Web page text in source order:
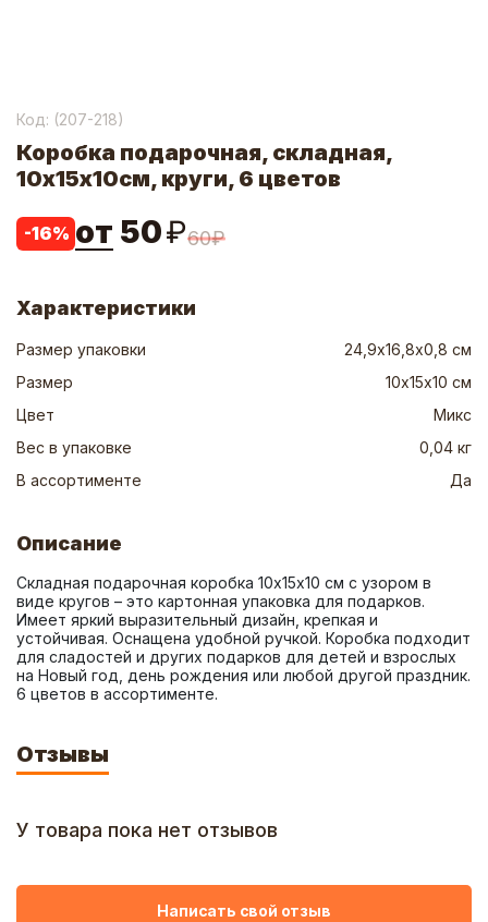
Код: (207-218)
Коробка подарочная, складная,
10х15х10см, круги, 6 цветов
-16% от 50₽60₽
Характеристики
Размер упаковки
24,9х16,8х0,8 см
Размер
10х15х10 см
Цвет
Микс
Вес в упаковке
0,04 кг
В ассортименте
Да
Описание
Складная подарочная коробка 10х15х10 см с узором в
виде кругов – это картонная упаковка для подарков.
Имеет яркий выразительный дизайн, крепкая и
устойчивая. Оснащена удобной ручкой. Коробка подходит
для сладостей и других подарков для детей и взрослых
на Новый год, день рождения или любой другой праздник.
6 цветов в ассортименте.
Отзывы
У товара пока нет отзывов
Написать свой отзыв